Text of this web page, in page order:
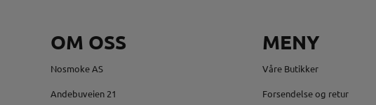
OM OSS
Nosmoke AS
Andebuveien 21
MENY
Våre Butikker
Forsendelse og retur